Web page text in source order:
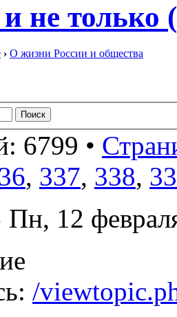
не только
› О жизни России и общества
6799 •
, 337, 338,
Пн, 12
/